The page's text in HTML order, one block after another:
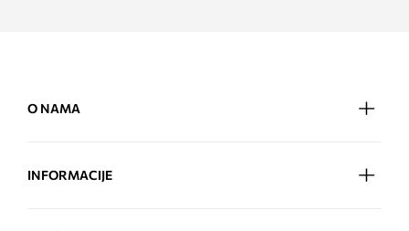
O NAMA
INFORMACIJE